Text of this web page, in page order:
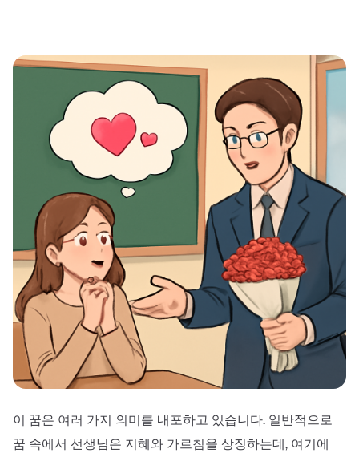
이 꿈은 여러 가지 의미를 내포하고 있습니다. 일반적으로
꿈 속에서 선생님은 지혜와 가르침을 상징하는데, 여기에